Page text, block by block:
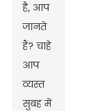
है, आप
जानते
हैं? चाहे
आप
व्यस्त
सुबह में